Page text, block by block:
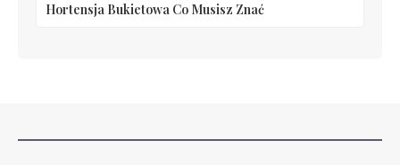
Hortensja Bukietowa Co Musisz Znać